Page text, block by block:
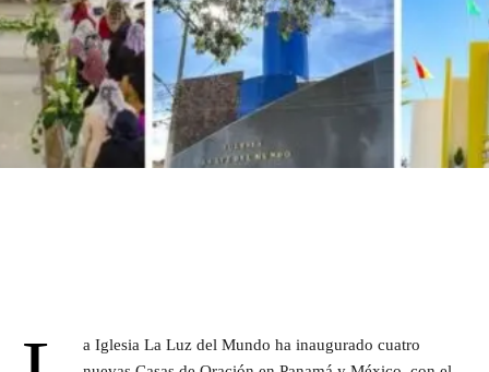
a Iglesia La Luz del Mundo ha inaugurado cuatro